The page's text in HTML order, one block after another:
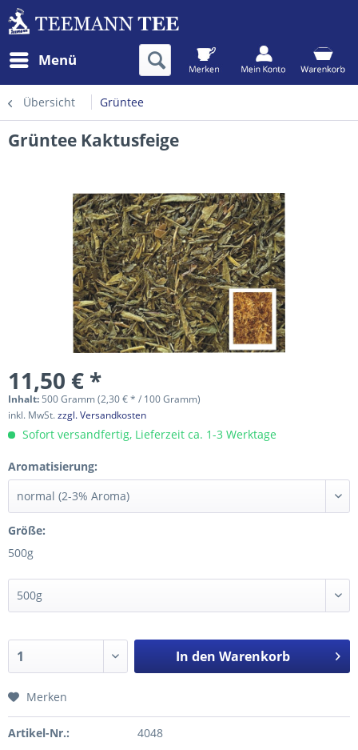
Menü
Übersicht Grüntee
Grüntee Kaktusfeige
11,50 € *
Inhalt: 500 Gramm (2,30 € * / 100 Gramm)
inkl. MwSt.zzgl. Versandkosten
Sofort versandfertig, Lieferzeit ca. 1-3 Werktage
Aromatisierung:
Größe:
500g
In den Warenkorb
Merken
Artikel-Nr.: 4048